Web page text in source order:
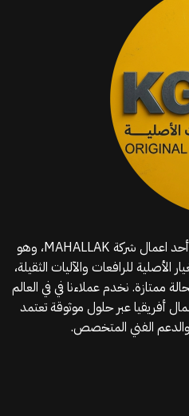
موقع قطع الغيار KGSAN وهو أحد اعمال شركة MAHALLAK، وهو
الأصلية للرافعات والآليات الثقيلة،
ممتازة. نخدم عملاءنا في في العالم
أفريقيا عبر حلول موثوقة تعتمد
الفني المتخصص.